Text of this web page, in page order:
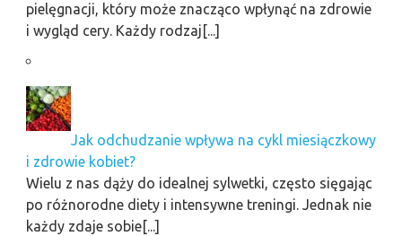
pielęgnacji, który może znacząco wpłynąć na zdrowie
i wygląd cery. Każdy rodzaj[...]
Jak odchudzanie wpływa na cykl miesiączkowy
i zdrowie kobiet?
Wielu z nas dąży do idealnej sylwetki, często sięgając
po różnorodne diety i intensywne treningi. Jednak nie
każdy zdaje sobie[...]